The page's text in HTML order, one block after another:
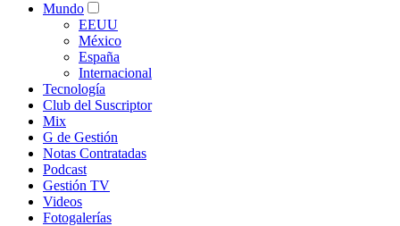
Mundo
EEUU
México
España
Internacional
Tecnología
Club del Suscriptor
Mix
G de Gestión
Notas Contratadas
Podcast
Gestión TV
Videos
Fotogalerías